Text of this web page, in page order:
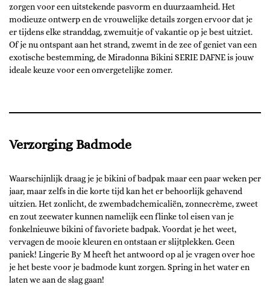
zorgen voor een uitstekende pasvorm en duurzaamheid. Het
modieuze ontwerp en de vrouwelijke details zorgen ervoor dat je
er tijdens elke stranddag, zwemuitje of vakantie op je best uitziet.
Of je nu ontspant aan het strand, zwemt in de zee of geniet van een
exotische bestemming, de Miradonna Bikini SERIE DAFNE is jouw
ideale keuze voor een onvergetelijke zomer.
Verzorging Badmode
Waarschijnlijk draag je je bikini of badpak maar een paar weken per
jaar, maar zelfs in die korte tijd kan het er behoorlijk gehavend
uitzien. Het zonlicht, de zwembadchemicaliën, zonnecrème, zweet
en zout zeewater kunnen namelijk een flinke tol eisen van je
fonkelnieuwe bikini of favoriete badpak. Voordat je het weet,
vervagen de mooie kleuren en ontstaan er slijtplekken. Geen
paniek! Lingerie By M heeft het antwoord op al je vragen over hoe
je het beste voor je badmode kunt zorgen. Spring in het water en
laten we aan de slag gaan!